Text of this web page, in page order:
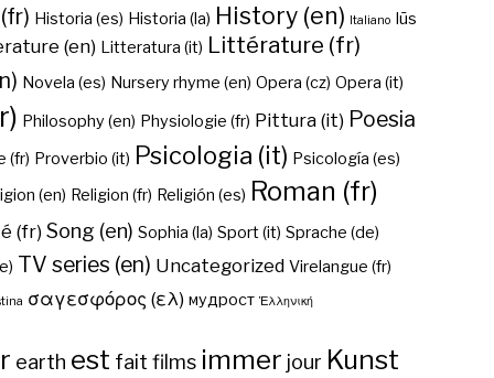
Historia (es) Historia (la) History (en) Italiano
Iūs
(en) Litteratura (it) Littérature (fr)
Novela (es) Nursery rhyme (en) Opera (cz) Opera (it)
Philosophy (en) Physiologie (fr) Pittura (it) Poesia
(fr) Proverbio (it) Psicologia (it) Psicología (es)
(en) Religion (fr) Religión (es) Roman (fr)
(fr) Song (en) Sophia (la) Sport (it) Sprache (de)
TV series (en) Uncategorized Virelangue (fr)
σαγεσφόρος (ελ) мудрост Ἑλληνική
earth est fait films immer jour Kunst